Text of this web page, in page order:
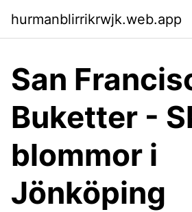
hurmanblirrikrwjk.web.app
San
Buketter -
blommor i
Jönköping